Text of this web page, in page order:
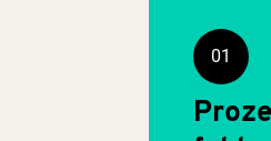
01